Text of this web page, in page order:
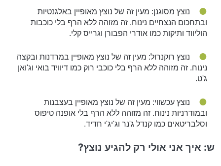
נוצץ מסוגנן: מעין זה של נוצץ מאופיין באלגנטיות
ובתחכום הנצחיים נינוח. זה מזוהה ללא הרף בלי כוכבות
הוליווד ותיקות כמו אודרי הפבורן וגרייס קלי.
נוצץ רוקנרול: מעין זה של נוצץ מאופיין במרדנות ובקצה
נינוח. זה מזוהה ללא הרף בלי כוכבי רוק כמו דיוויד בואי וג'ואן
ג'ט.
נוצץ עכשווי: מעין זה של נוצץ מאופיין בעצבנות
ובמודרניות נינוח. זה מזוהה ללא הרף בלי אופנה טיפוס
וסלבריטאים כמו קנדל ג'נר וג'יג'י חדיד.
ש: איך אני אולי רק להגיע נוצץ?